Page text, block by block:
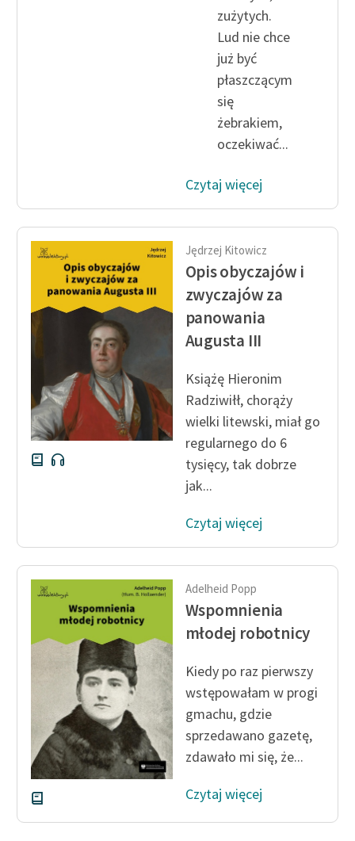
O nas
O projekcie
Zasady wykorzystania
Wolnych Lektur
Logotypy
Materiały promocyjne
Dane fundacji i
sprawozdania finansowe
Regulamin darowizn
Informacja o treściach
wrażliwych
Deklaracja dostępności
zużytych.
Lud nie chce
już być
płaszczącym
się
żebrakiem,
oczekiwać...
Czytaj więcej
Jędrzej Kitowicz
Opis obyczajów i
zwyczajów za
panowania
Augusta III
Książę Hieronim
Radziwiłł, chorąży
wielki litewski, miał go
regularnego do 6
tysięcy, tak dobrze
jak...
Czytaj więcej
Adelheid Popp
Wspomnienia
młodej robotnicy
Kiedy po raz pierwszy
wstępowałam w progi
gmachu, gdzie
sprzedawano gazetę,
zdawało mi się, że...
Czytaj więcej